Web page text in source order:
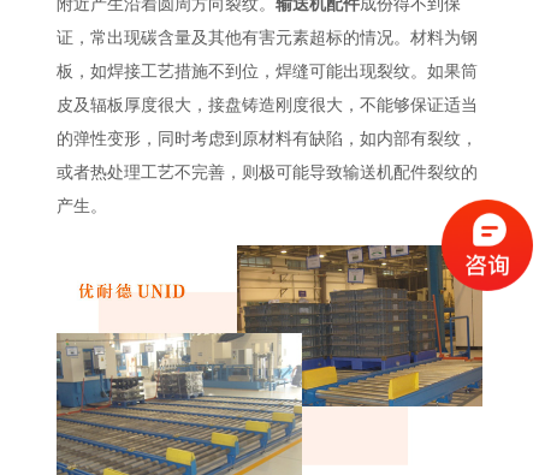
附近产生沿着圆周方向裂纹。 输送机配件成份得不到保
证，常出现碳含量及其他有害元素超标的情况。材料为钢
板，如焊接工艺措施不到位，焊缝可能出现裂纹。如果筒
皮及辐板厚度很大，接盘铸造刚度很大，不能够保证适当
的弹性变形，同时考虑到原材料有缺陷，如内部有裂纹，
或者热处理工艺不完善，则极可能导致输送机配件裂纹的
产生。